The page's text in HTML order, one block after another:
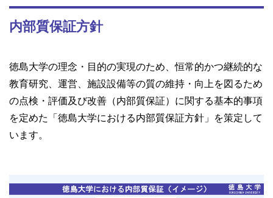
内部質保証方針
徳島大学の理念・目的の実現のため、恒常的かつ継続的な
教育研究、運営、施設設備等の質の維持・向上を図るため
の点検・評価及び改善（内部質保証）に関する基本的事項
を定めた「徳島大学における内部質保証方針」を策定して
います。